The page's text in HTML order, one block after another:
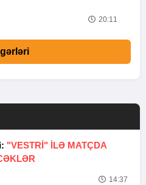
20:11
"VESTRİ" İLƏ MATÇDA
14:37